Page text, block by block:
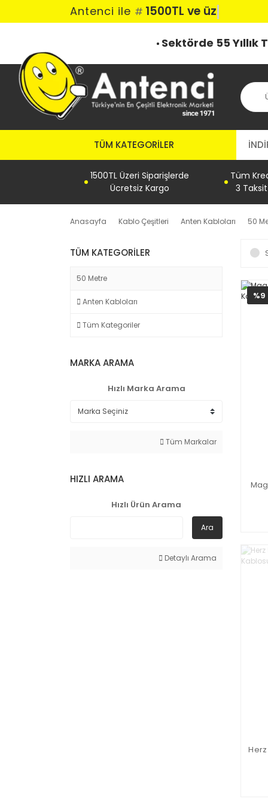
Antenci ile # 1500TL ve üzeri
Sektörde 55 Yıllık
TÜM KATEGORILER
1500TL Üzeri Siparişlerde
Ücretsiz Kargo
Tüm
3
Anasayfa Kablo Çeşitleri Anten Kabloları 50
TÜM KATEGORILER
50 Metre
Anten Kabloları
Tüm Kategoriler
MARKA ARAMA
Hızlı Marka Arama
Tüm Markalar
HIZLI ARAMA
Hızlı Ürün Arama
Ara
Detaylı Arama
%9